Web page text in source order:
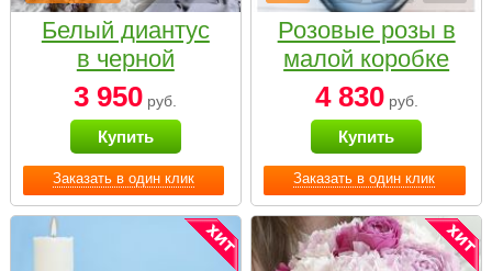
Заказать в один клик
Белый диантус
в черной
коробке Small
3 950 руб.
Купить
Заказать в один клик
Розовые розы в
малой коробке
4 830руб.
Купить